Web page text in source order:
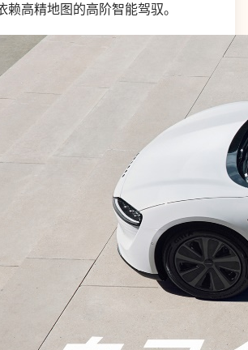
赖高精地图的高阶智能驾驭。